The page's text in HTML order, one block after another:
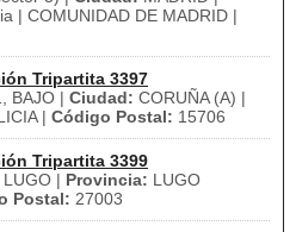
| COMUNIDAD DE MADRID |
Tripartita 3397
BAJO | Ciudad: CORUÑA (A) |
| Código Postal: 15706
Tripartita 3399
LUGO | Provincia: LUGO
Postal: 27003